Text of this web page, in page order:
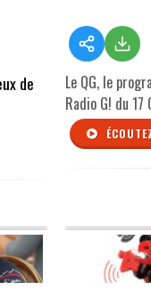
de
Le QG, le
Radio G! du